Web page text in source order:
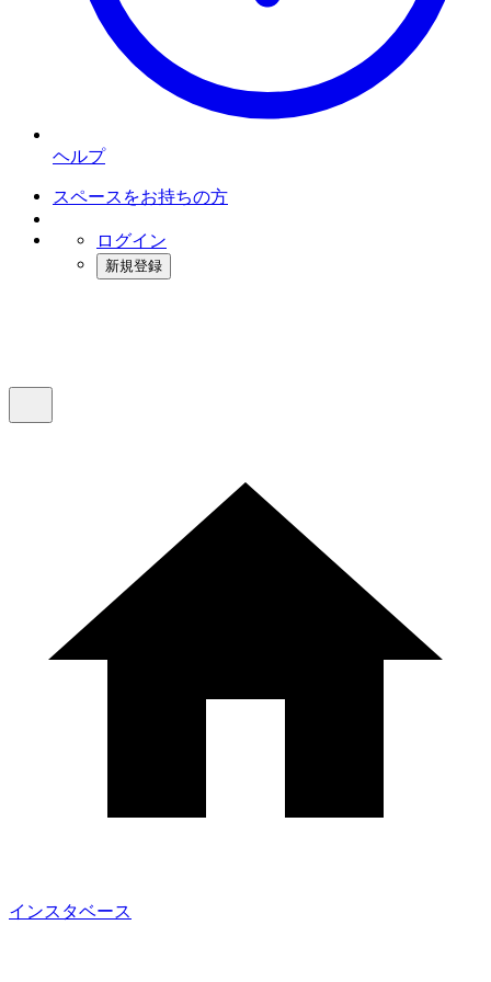
ヘルプ
スペースをお持ちの方
ログイン
新規登録
インスタベース